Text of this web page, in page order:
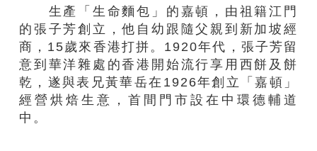
生產「生命麵包」的嘉頓，由祖籍江門
的張子芳創立，他自幼跟隨父親到新加坡經
商，15歲來香港打拼。1920年代，張子芳留
意到華洋雜處的香港開始流行享用西餅及餅
乾，遂與表兄黃華岳在1926年創立「嘉頓」
經營烘焙生意，首間門市設在中環德輔道
中。